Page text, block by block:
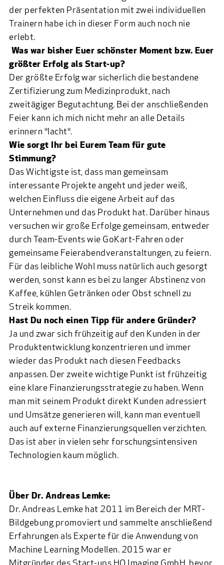
der perfekten Präsentation mit zwei individuellen
Trainern habe ich in dieser Form auch noch nie
erlebt.
Was war bisher Euer schönster Moment bzw. Euer
größter Erfolg als Start-up?
Der größte Erfolg war sicherlich die bestandene
Zertifizierung zum Medizinprodukt, nach
zweitägiger Begutachtung. Bei der anschließenden
Feier kann ich mich nicht mehr an alle Details
erinnern *lacht*.
Wie sorgt Ihr bei Eurem Team für gute
Stimmung?
Das Wichtigste ist, dass man gemeinsam
interessante Projekte angeht und jeder weiß,
welchen Einfluss die eigene Arbeit auf das
Unternehmen und das Produkt hat. Darüber hinaus
versuchen wir große Erfolge gemeinsam, entweder
durch Team-Events wie GoKart-Fahren oder
gemeinsame Feierabendveranstaltungen, zu feiern.
Für das leibliche Wohl muss natürlich auch gesorgt
werden, sonst kann es bei zu langer Abstinenz von
Kaffee, kühlen Getränken oder Obst schnell zu
Streik kommen.
Hast Du noch einen Tipp für andere Gründer?
Ja und zwar sich frühzeitig auf den Kunden in der
Produktentwicklung konzentrieren und immer
wieder das Produkt nach diesen Feedbacks
anpassen. Der zweite wichtige Punkt ist frühzeitig
eine klare Finanzierungsstrategie zu haben. Wenn
man mit seinem Produkt direkt Kunden adressiert
und Umsätze generieren will, kann man eventuell
auch auf externe Finanzierungsquellen verzichten.
Das ist aber in vielen sehr forschungsintensiven
Technologien kaum möglich.
Über Dr. Andreas Lemke:
Dr. Andreas Lemke hat 2011 im Bereich der MRT-
Bildgebung promoviert und sammelte anschließend
Erfahrungen als Experte für die Anwendung von
Machine Learning Modellen. 2015 war er